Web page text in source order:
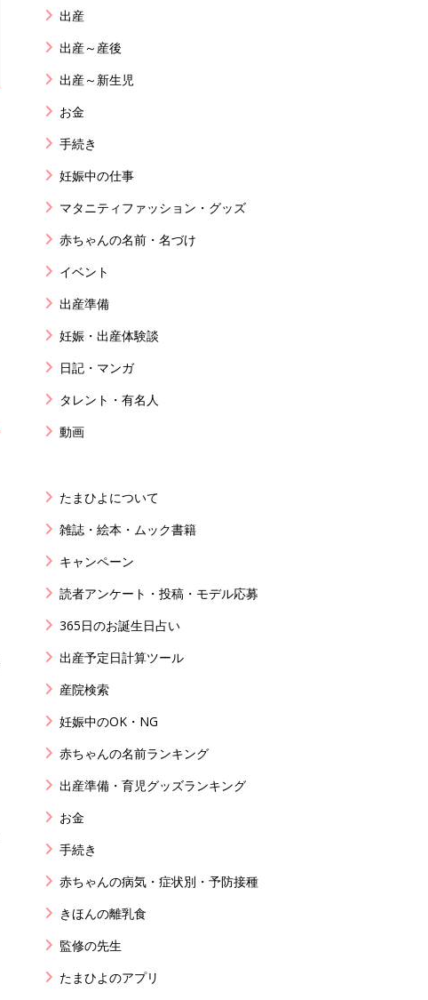
出産
出産～産後
出産～新生児
お金
手続き
妊娠中の仕事
マタニティファッション・グッズ
赤ちゃんの名前・名づけ
イベント
出産準備
妊娠・出産体験談
日記・マンガ
タレント・有名人
動画
たまひよについて
雑誌・絵本・ムック書籍
キャンペーン
読者アンケート・投稿・モデル応募
365日のお誕生日占い
出産予定日計算ツール
産院検索
妊娠中のOK・NG
赤ちゃんの名前ランキング
出産準備・育児グッズランキング
お金
手続き
赤ちゃんの病気・症状別・予防接種
きほんの離乳食
監修の先生
たまひよのアプリ